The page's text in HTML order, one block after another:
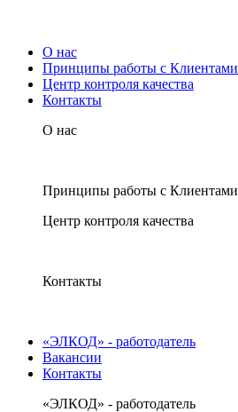
О нас
Принципы работы с Клиентами
Центр контроля качества
Контакты
О нас
Принципы работы с Клиентами
Центр контроля качества
Контакты
«ЭЛКОД» - работодатель
Вакансии
Контакты
«ЭЛКОД» - работодатель